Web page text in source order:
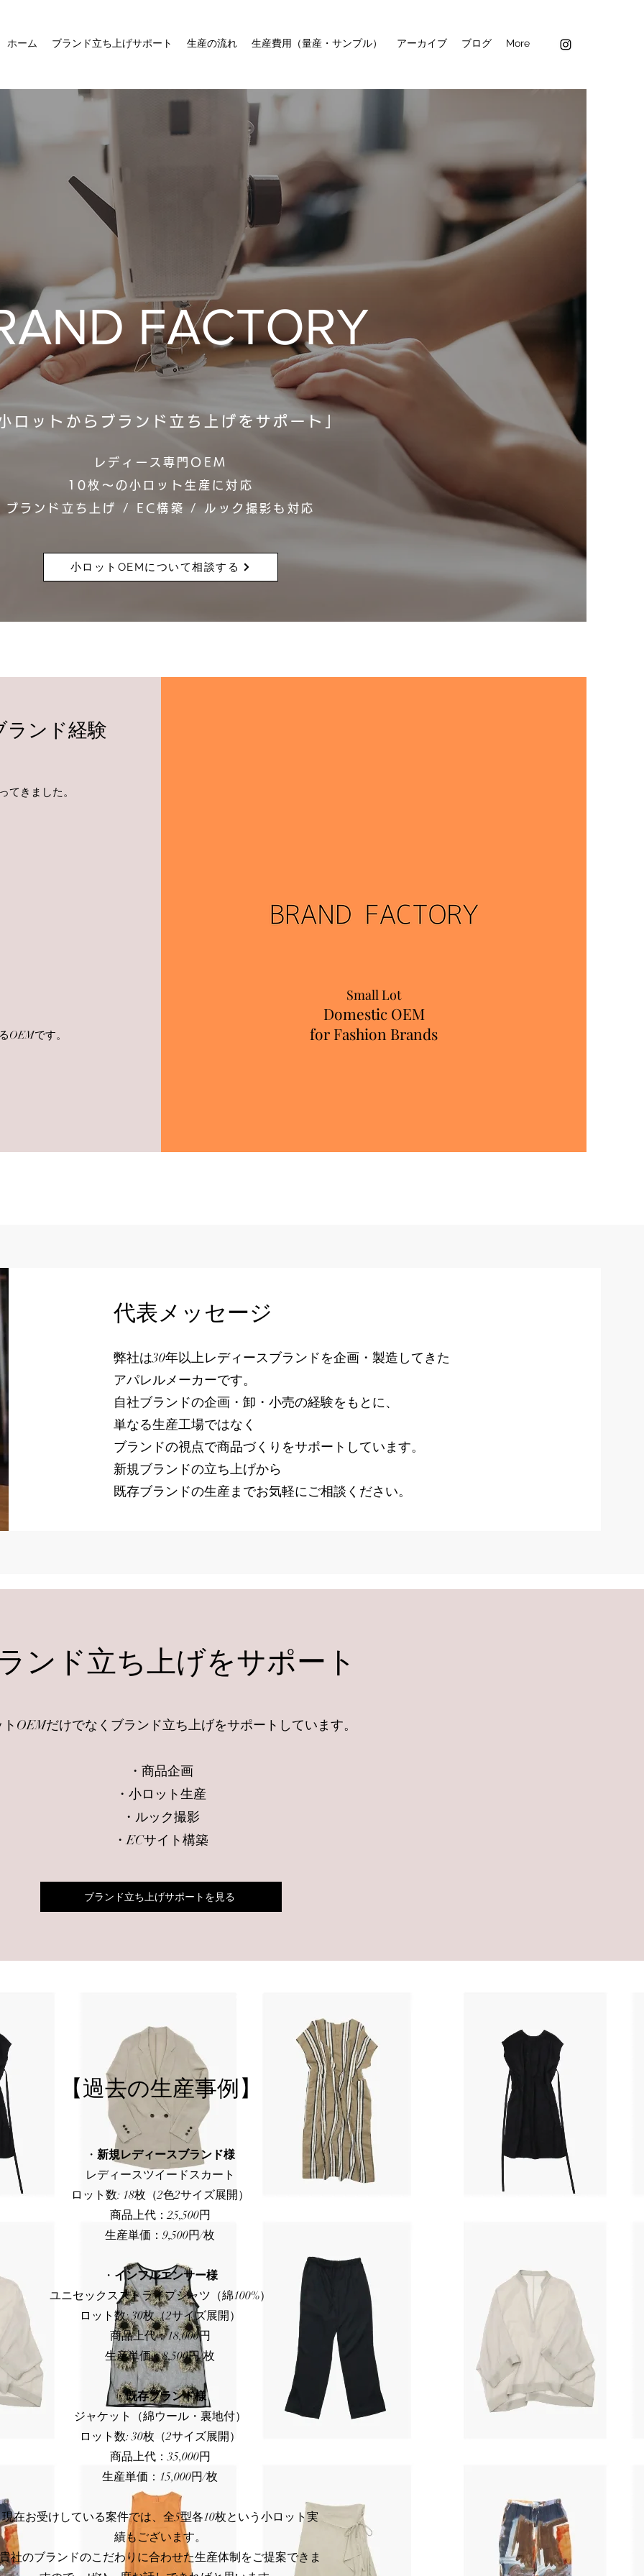
ホーム ブランド立ち上げサポート 生産の流れ 生産費用（量産・サンプル） アーカイブ ブログ More
FACTORY
ロットからブランド立ち上げをサポート」
レディース専門OEM
10枚～の小ロット生産に対応
ブランド立ち上げ / EC構築 / ルック撮影も対応
小ロットOEMについて相談する
ンド経験
てきました。
OEMです。
Small Lot
Domestic OEM
for Fashion Brands
代表メッセージ
弊社は30年以上レディースブランドを企画・製造してきた
アパレルメーカーです。
自社ブランドの企画・卸・小売の経験をもとに、
単なる生産工場ではなく
ブランドの視点で商品づくりをサポートしています。
新規ブランドの立ち上げから
既存ブランドの生産までお気軽にご相談ください。
ンド立ち上げをサポート
OEMだけでなくブランド立ち上げをサポートしています。
・商品企画
・小ロット生産
・ルック撮影
・ECサイト構築
ブランド立ち上げサポートを見る
【過去の生産事例】
・ 新規レディースブランド様
レディースツイードスカート
ロット数: 18枚（2色2サイズ展開）
商品上代：25,500円
生産単価：9,500円/枚
・ インフルエンサー様
ユニセックスストライプシャツ（綿100%）
ロット数: 30枚（2サイズ展開）
商品上代：18,000円
生産単価：8,500円/枚
・既存ブランド様
ジャケット（綿ウール・裏地付）
ロット数: 30枚（2サイズ展開）
商品上代：35,000円
生産単価：15,000円/枚
現在お受けしている案件では、全5型各10枚という小ロット実
績もございます。
社のブランドのこだわりに合わせた生産体制をご提案できま